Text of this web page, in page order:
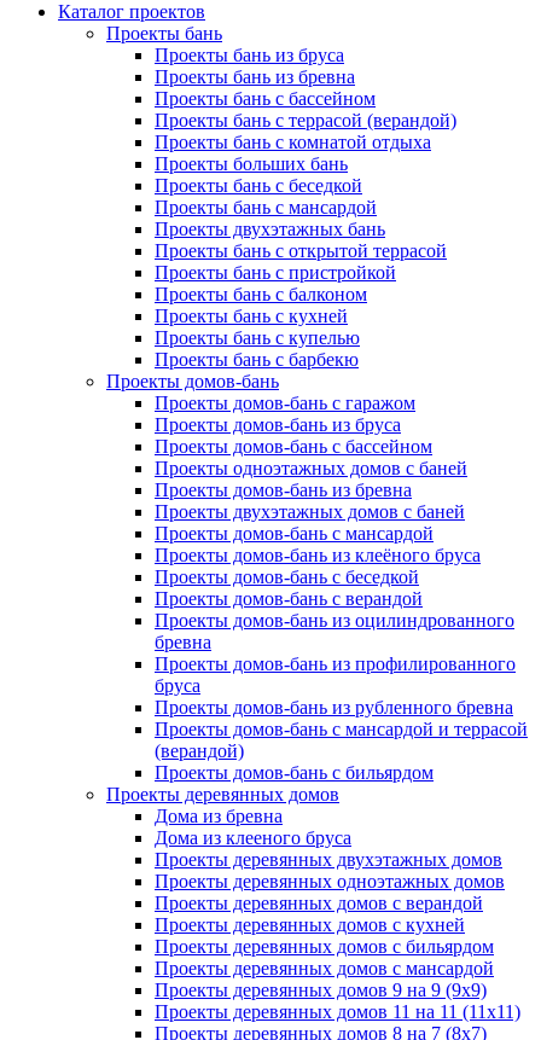
Каталог проектов
Проекты бань
Проекты бань из бруса
Проекты бань из бревна
Проекты бань с бассейном
Проекты бань с террасой (верандой)
Проекты бань с комнатой отдыха
Проекты больших бань
Проекты бань с беседкой
Проекты бань с мансардой
Проекты двухэтажных бань
Проекты бань с открытой террасой
Проекты бань с пристройкой
Проекты бань с балконом
Проекты бань с кухней
Проекты бань с купелью
Проекты бань с барбекю
Проекты домов-бань
Проекты домов-бань с гаражом
Проекты домов-бань из бруса
Проекты домов-бань с бассейном
Проекты одноэтажных домов с баней
Проекты домов-бань из бревна
Проекты двухэтажных домов с баней
Проекты домов-бань с мансардой
Проекты домов-бань из клеёного бруса
Проекты домов-бань с беседкой
Проекты домов-бань с верандой
Проекты домов-бань из оцилиндрованного
бревна
Проекты домов-бань из профилированного
бруса
Проекты домов-бань из рубленного бревна
Проекты домов-бань с мансардой и террасой
(верандой)
Проекты домов-бань с бильярдом
Проекты деревянных домов
Дома из бревна
Дома из клееного бруса
Проекты деревянных двухэтажных домов
Проекты деревянных одноэтажных домов
Проекты деревянных домов с верандой
Проекты деревянных домов с кухней
Проекты деревянных домов с бильярдом
Проекты деревянных домов с мансардой
Проекты деревянных домов 9 на 9 (9x9)
Проекты деревянных домов 11 на 11 (11x11)
Проекты деревянных домов 8 на 7 (8x7)